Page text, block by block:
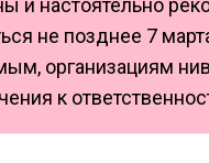
и настоятельно
не позднее 7
организациям
к